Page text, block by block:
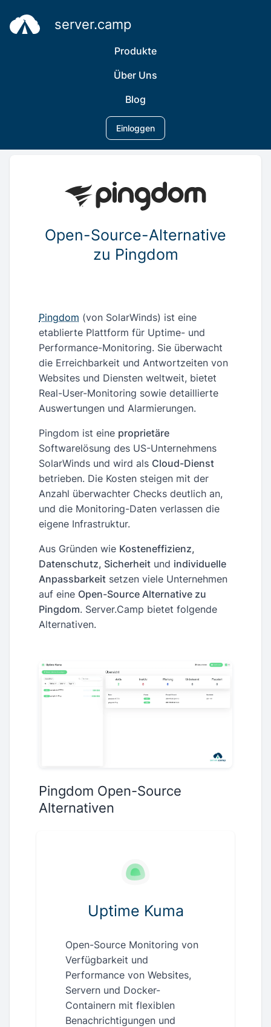
server.camp
Produkte
Über Uns
Blog
Einloggen
Open-Source-Alternative
zu Pingdom
Pingdom (von SolarWinds) ist eine
etablierte Plattform für Uptime- und
Performance-Monitoring. Sie überwacht
die Erreichbarkeit und Antwortzeiten von
Websites und Diensten weltweit, bietet
Real-User-Monitoring sowie detaillierte
Auswertungen und Alarmierungen.
Pingdom ist eine proprietäre
Softwarelösung des US-Unternehmens
SolarWinds und wird als Cloud-Dienst
betrieben. Die Kosten steigen mit der
Anzahl überwachter Checks deutlich an,
und die Monitoring-Daten verlassen die
eigene Infrastruktur.
Aus Gründen wie Kosteneffizienz,
Datenschutz, Sicherheit und individuelle
Anpassbarkeit setzen viele Unternehmen
auf eine Open-Source Alternative zu
Pingdom. Server.Camp bietet folgende
Alternativen.
Pingdom Open-Source
Alternativen
Uptime Kuma
Open-Source Monitoring von
Verfügbarkeit und
Performance von Websites,
Servern und Docker-
Containern mit flexiblen
Benachrichtigungen und